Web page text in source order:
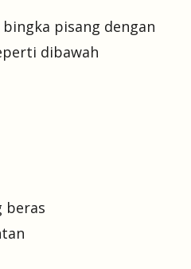
pisang dengan
dibawah
beras